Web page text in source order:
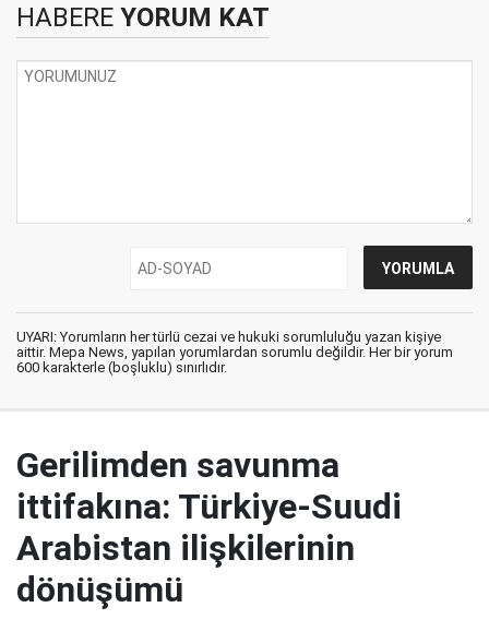
HABERE YORUM KAT
UYARI: Yorumların her türlü cezai ve hukuki sorumluluğu yazan kişiye
aittir. Mepa News, yapılan yorumlardan sorumlu değildir. Her bir yorum
600 karakterle (boşluklu) sınırlıdır.
Gerilimden savunma
ittifakına: Türkiye-Suudi
Arabistan ilişkilerinin
dönüşümü